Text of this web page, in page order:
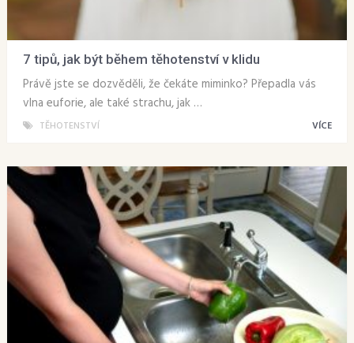
7 tipů, jak být během těhotenství v klidu
Právě jste se dozvěděli, že čekáte miminko? Přepadla vás
vlna euforie, ale také strachu, jak …
TĚHOTENSTVÍ VÍCE